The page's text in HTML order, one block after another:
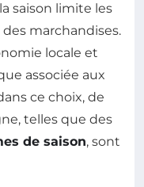
saison limite les
des marchandises.
locale et
associée aux
ce choix, de
telles que des
de saison, sont